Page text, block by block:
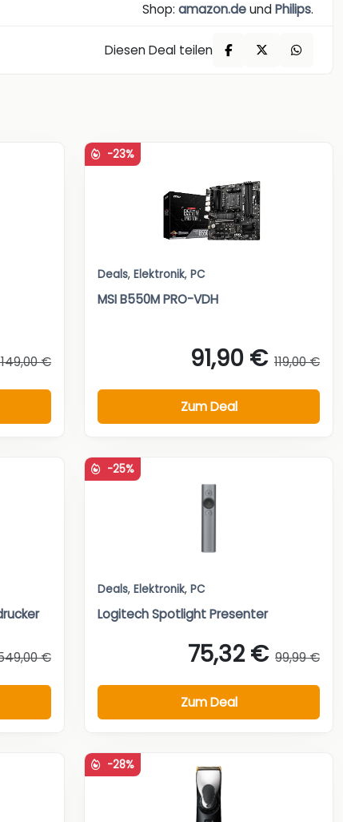
Shop: amazon.deundPhilips.
Diesen Deal teilen
€
-23%
Deals, Elektronik, PC
MSI B550M PRO-VDH
91,90 € 119,00 €
Zum Deal
€
-25%
Deals, Elektronik, PC
Logitech Spotlight Presenter
75,32 € 99,99 €
Zum Deal
-28%